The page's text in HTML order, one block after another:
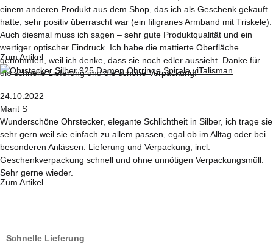
einem anderen Produkt aus dem Shop, das ich als Geschenk gekauft
hatte, sehr positiv überrascht war (ein filigranes Armband mit Triskele).
Auch diesmal muss ich sagen – sehr gute Produktqualität und ein
wertiger optischer Eindruck. Ich habe die mattierte Oberfläche
genommen, weil ich denke, dass sie noch edler aussieht. Danke für
die schnelle Lieferung und die schöne Verpackung!
Zum Artikel
24.10.2022
Marit S
Wunderschöne Ohrstecker, elegante Schlichtheit in Silber, ich trage sie
sehr gern weil sie einfach zu allem passen, egal ob im Alltag oder bei
besonderen Anlässen. Lieferung und Verpackung, incl.
Geschenkverpackung schnell und ohne unnötigen Verpackungsmüll.
Sehr gerne wieder.
Zum Artikel
Schnelle Lieferung